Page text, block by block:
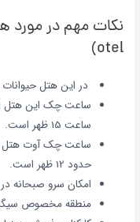
otel)
در این هتل
ساعت 15 ظهر است.
حدود 12 ظهر است.
امکان سرو صبحانه
منطقه مخصوص